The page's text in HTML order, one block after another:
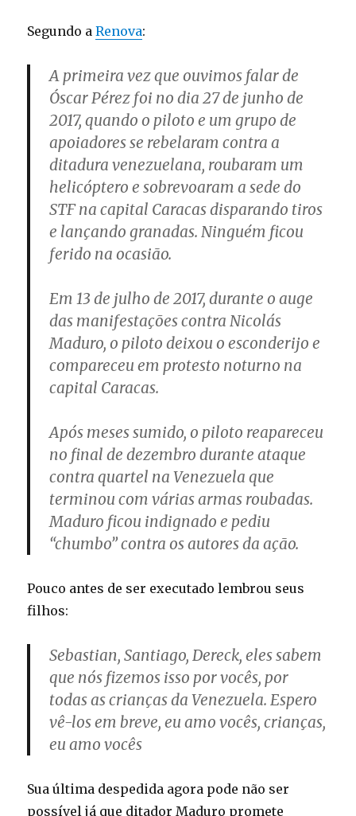
Segundo aRenova:
A primeira vez que ouvimos falar de
Óscar Pérez foi no dia 27 de junho de
2017, quando o piloto e um grupo de
apoiadores se rebelaram contra a
ditadura venezuelana, roubaram um
helicóptero e sobrevoaram a sede do
STF na capital Caracas disparando tiros
e lançando granadas. Ninguém ficou
ferido na ocasião.
Em 13 de julho de 2017, durante o auge
das manifestações contra Nicolás
Maduro, o piloto deixou o esconderijo e
compareceu em protesto noturno na
capital Caracas.
Após meses sumido, o piloto reapareceu
no final de dezembro durante ataque
contra quartel na Venezuela que
terminou com várias armas roubadas.
Maduro ficou indignado e pediu
“chumbo” contra os autores da ação.
Pouco antes de ser executado lembrou seus
filhos:
Sebastian, Santiago, Dereck, eles sabem
que nós fizemos isso por vocês, por
todas as crianças da Venezuela. Espero
vê-los em breve, eu amo vocês, crianças,
eu amo vocês
Sua última despedida agora pode não ser
possível já que ditador Maduro promete